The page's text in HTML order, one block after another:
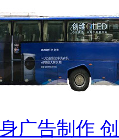
广告制作